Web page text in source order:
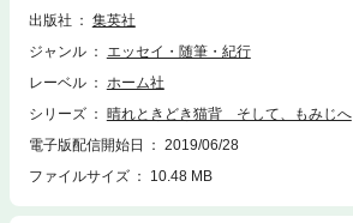
出版社
集英社
ジャンル
エッセイ・随筆・紀行
レーベル
ホーム社
シリーズ
晴れときどき猫背 そして、もみじへ
電子版配信開始日
2019/06/28
ファイルサイズ
10.48 MB